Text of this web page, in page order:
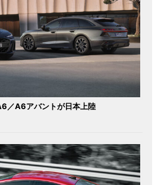
／A6アバントが日本上陸